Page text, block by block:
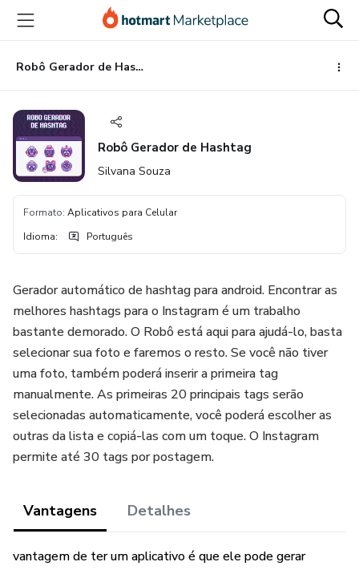
para
conteúdo
principal
para
pagamento
para
rodapé
Robô Gerador de Hashtag
Robô Gerador de Hashtag
Silvana Souza
Formato: Aplicativos para Celular
Idioma: Português
Gerador automático de hashtag para android. Encontrar as
melhores hashtags para o Instagram é um trabalho
bastante demorado. O Robô está aqui para ajudá-lo, basta
selecionar sua foto e faremos o resto. Se você não tiver
uma foto, também poderá inserir a primeira tag
manualmente. As primeiras 20 principais tags serão
selecionadas automaticamente, você poderá escolher as
outras da lista e copiá-las com um toque. O Instagram
permite até 30 tags por postagem.
Vantagens Detalhes
vantagem de ter um aplicativo é que ele pode gerar